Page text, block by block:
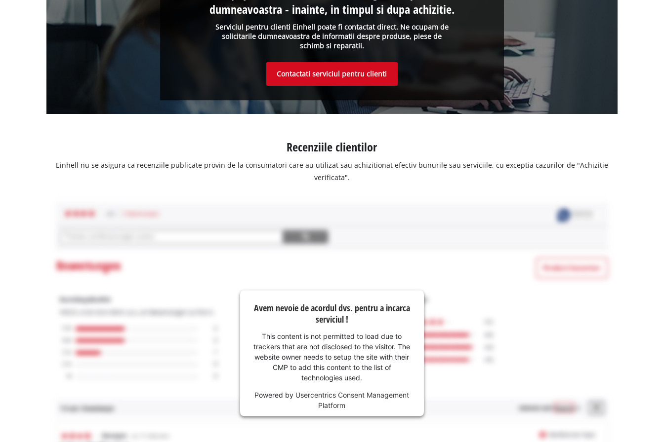
Serviciul pentru clienti Einhell poate fi contactat direct. Ne ocupam de
solicitarile dumneavoastra de informatii despre produse, piese de
schimb si reparatii.
dumneavoastra - inainte, in timpul si dupa achizitie.
Contactati serviciul pentru clienti
Recenziile clientilor
Einhell nu se asigura ca recenziile publicate provin de la consumatori care au utilizat sau achizitionat efectiv bunurile sau serviciile, cu exceptia cazurilor de "Achizitie
verificata".
Avem nevoie de acordul dvs. pentru a incarca
serviciul !
This content is not permitted to load due to
trackers that are not disclosed to the visitor. The
website owner needs to setup the site with their
CMP to add this content to the list of
technologies used.
Powered by Usercentrics Consent Management
Platform